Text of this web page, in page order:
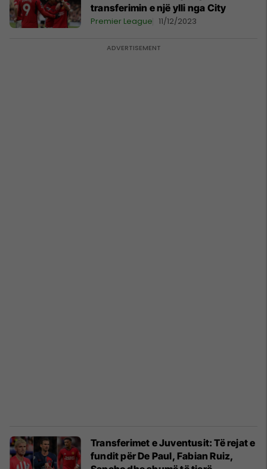
transferimin e një ylli nga City
Premier League 11/12/2023
Transferimet e Juventusit: Të rejat e
fundit për De Paul, Fabian Ruiz,